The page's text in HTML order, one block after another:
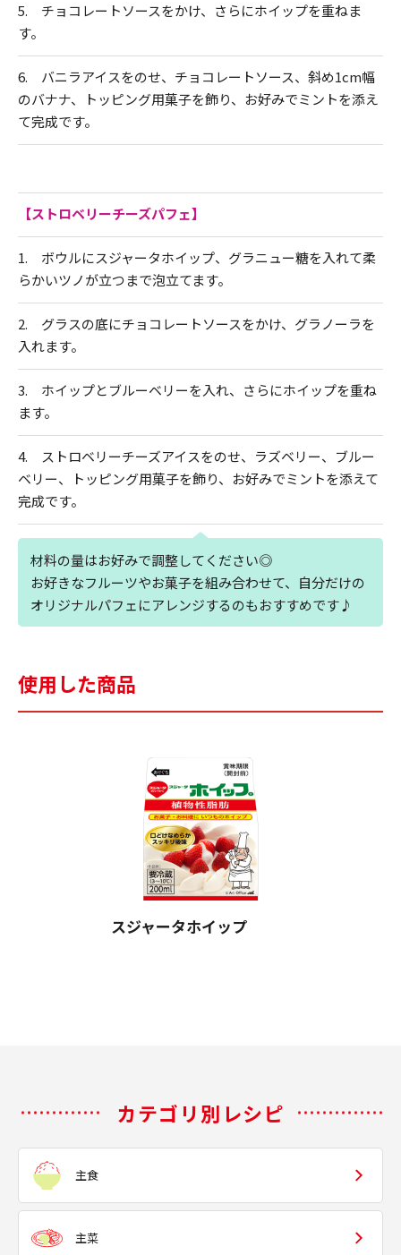
5. チョコレートソースをかけ、さらにホイップを重ねま
す。
6. バニラアイスをのせ、チョコレートソース、斜め1cm幅
のバナナ、トッピング用菓子を飾り、お好みでミントを添え
て完成です。
【ストロベリーチーズパフェ】
1. ボウルにスジャータホイップ、グラニュー糖を入れて柔
らかいツノが立つまで泡立てます。
2. グラスの底にチョコレートソースをかけ、グラノーラを
入れます。
3. ホイップとブルーベリーを入れ、さらにホイップを重ね
ます。
4. ストロベリーチーズアイスをのせ、ラズベリー、ブルー
ベリー、トッピング用菓子を飾り、お好みでミントを添えて
完成です。
材料の量はお好みで調整してください◎
お好きなフルーツやお菓子を組み合わせて、自分だけの
オリジナルパフェにアレンジするのもおすすめです♪
使用した商品
スジャータホイップ
カテゴリ別レシピ
主食
主菜